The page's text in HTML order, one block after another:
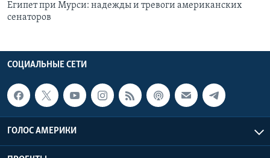
Египет при Мурси: надежды и тревоги американских
сенаторов
СОЦИАЛЬНЫЕ СЕТИ
ГОЛОС АМЕРИКИ